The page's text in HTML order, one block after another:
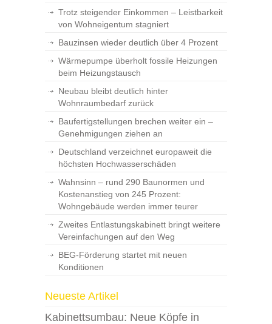
Trotz steigender Einkommen – Leistbarkeit
von Wohneigentum stagniert
Bauzinsen wieder deutlich über 4 Prozent
Wärmepumpe überholt fossile Heizungen
beim Heizungstausch
Neubau bleibt deutlich hinter
Wohnraumbedarf zurück
Baufertigstellungen brechen weiter ein –
Genehmigungen ziehen an
Deutschland verzeichnet europaweit die
höchsten Hochwasserschäden
Wahnsinn – rund 290 Baunormen und
Kostenanstieg von 245 Prozent:
Wohngebäude werden immer teurer
Zweites Entlastungskabinett bringt weitere
Vereinfachungen auf den Weg
BEG-Förderung startet mit neuen
Konditionen
Neueste Artikel
Kabinettsumbau: Neue Köpfe in